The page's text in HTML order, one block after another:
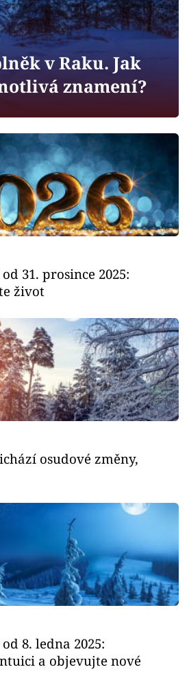
Karlovy Vary
v Raku. Jak
znamení?
31. prosince 2025:
život
osudové změny,
8. ledna 2025:
a objevujte nové